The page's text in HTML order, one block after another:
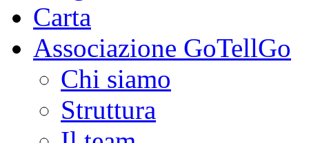
Carta
Associazione GoTellGo
Chi siamo
Struttura